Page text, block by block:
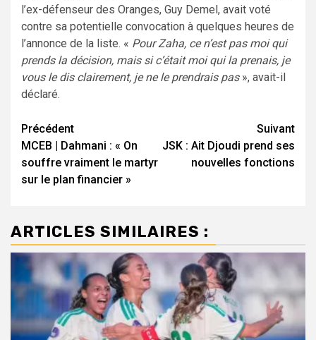
l’ex-défenseur des Oranges, Guy Demel, avait voté
contre sa potentielle convocation à quelques heures de
l’annonce de la liste. « Pour Zaha, ce n’est pas moi qui
prends la décision, mais si c’était moi qui la prenais, je
vous le dis clairement, je ne le prendrais pas», avait-il
déclaré.
Navigation
d’article
Précédent
MCEB | Dahmani : « On
souffre vraiment le martyr
sur le plan financier »
Suivant
JSK : Ait Djoudi prend ses
nouvelles fonctions
ARTICLES SIMILAIRES :